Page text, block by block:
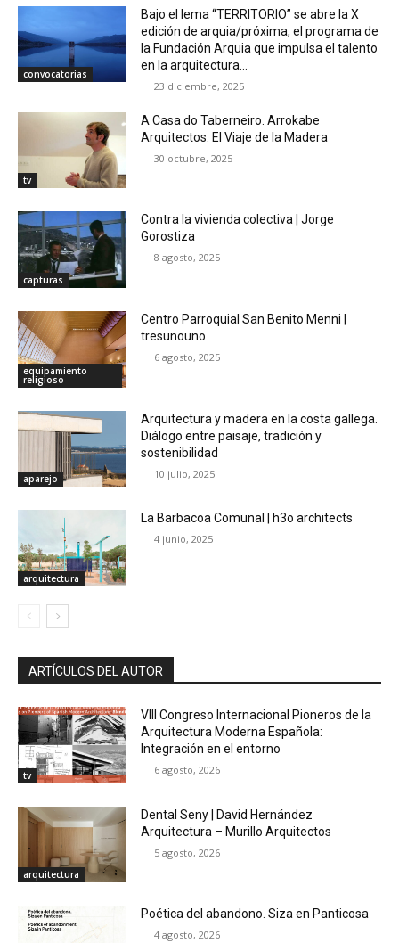
convocatorias
Bajo el lema “TERRITORIO” se abre la X
edición de arquia/próxima, el programa de
la Fundación Arquia que impulsa el talento
en la arquitectura...
23 diciembre, 2025
tv
A Casa do Taberneiro. Arrokabe
Arquitectos. El Viaje de la Madera
30 octubre, 2025
capturas
Contra la vivienda colectiva | Jorge
Gorostiza
8 agosto, 2025
equipamiento
religioso
Centro Parroquial San Benito Menni |
tresunouno
6 agosto, 2025
aparejo
Arquitectura y madera en la costa gallega.
Diálogo entre paisaje, tradición y
sostenibilidad
10 julio, 2025
arquitectura
La Barbacoa Comunal | h3o architects
4 junio, 2025
ARTÍCULOS DEL AUTOR
tv
VIII Congreso Internacional Pioneros de la
Arquitectura Moderna Española:
Integración en el entorno
6 agosto, 2026
arquitectura
Dental Seny | David Hernández
Arquitectura – Murillo Arquitectos
5 agosto, 2026
Poética del abandono. Siza en Panticosa
4 agosto, 2026